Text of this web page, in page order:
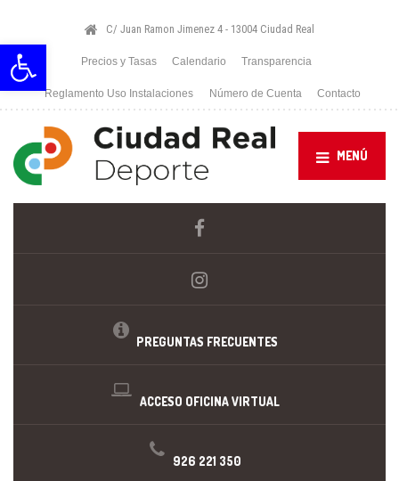
Abrir barra de herramientas
C/ Juan Ramon Jimenez 4 - 13004 Ciudad Real
Precios y Tasas Calendario Transparencia
Reglamento Uso Instalaciones Número de Cuenta Contacto
MENÚ
PREGUNTAS FRECUENTES
ACCESO OFICINA VIRTUAL
926 221 350